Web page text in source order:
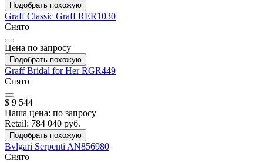
Подобрать похожую
GraffClassic GraffRER1030
Снято
Цена по запросу
Подобрать похожую
GraffBridal for HerRGR449
Снято
$ 9 544
Наша цена: по запросу
Retail: 784 040 руб.
Подобрать похожую
Bvlgari Serpenti AN856980
Снято